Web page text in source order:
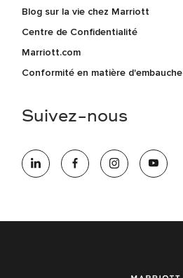
Blog sur la vie chez Marriott
Centre de Confidentialité
Marriott.com
Conformité en matière d'embauche
Suivez-nous